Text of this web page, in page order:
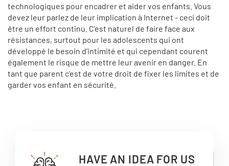
technologiques pour encadrer et aider vos enfants. Vous
devez leur parlez de leur implication à Internet - ceci doit
être un effort continu. C'est naturel de faire face aux
résistances, surtout pour les adolescents qui ont
développé le besoin d'intimité et qui cependant courent
également le risque de mettre leur avenir en danger. En
tant que parent c'est de votre droit de fixer les limites et de
garder vos enfant en sécurité.
HAVE AN IDEA FOR US